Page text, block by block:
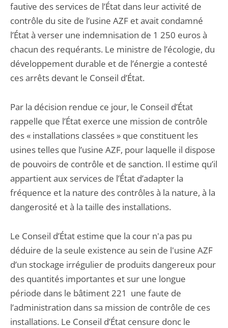
fautive des services de l’État dans leur activité de
contrôle du site de l’usine AZF et avait condamné
l’État à verser une indemnisation de 1 250 euros à
chacun des requérants. Le ministre de l’écologie, du
développement durable et de l’énergie a contesté
ces arrêts devant le Conseil d’État.
Par la décision rendue ce jour, le Conseil d’État
rappelle que l’État exerce une mission de contrôle
des « installations classées » que constituent les
usines telles que l’usine AZF, pour laquelle il dispose
de pouvoirs de contrôle et de sanction. Il estime qu’il
appartient aux services de l’État d’adapter la
fréquence et la nature des contrôles à la nature, à la
dangerosité et à la taille des installations.
Le Conseil d’État estime que la cour n'a pas pu
déduire de la seule existence au sein de l'usine AZF
d’un stockage irrégulier de produits dangereux pour
des quantités importantes et sur une longue
période dans le bâtiment 221 une faute de
l’administration dans sa mission de contrôle de ces
installations. Le Conseil d’État censure donc le